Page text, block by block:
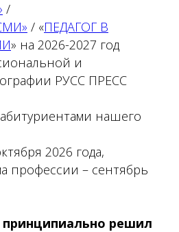
/
/ «ПЕДАГОГ В
» на 2026-2027 год
и
РУСС ПРЕСС
нашего
2026 года,
профессии – сентябрь
решил